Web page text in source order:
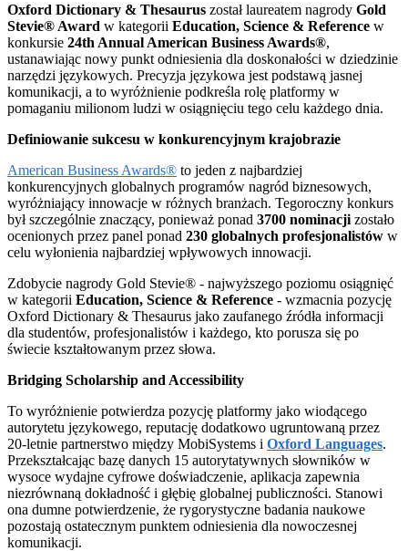
Oxford Dictionary & Thesaurus został laureatem nagrody Gold
Stevie® Award w kategorii Education, Science & Reference w
konkursie 24th Annual American Business Awards®,
ustanawiając nowy punkt odniesienia dla doskonałości w dziedzinie
narzędzi językowych. Precyzja językowa jest podstawą jasnej
komunikacji, a to wyróżnienie podkreśla rolę platformy w
pomaganiu milionom ludzi w osiągnięciu tego celu każdego dnia.
Definiowanie sukcesu w konkurencyjnym krajobrazie
American Business Awards® to jeden z najbardziej
konkurencyjnych globalnych programów nagród biznesowych,
wyróżniający innowacje w różnych branżach. Tegoroczny konkurs
był szczególnie znaczący, ponieważ ponad 3700 nominacji zostało
ocenionych przez panel ponad 230 globalnych profesjonalistów w
celu wyłonienia najbardziej wpływowych innowacji.
Zdobycie nagrody Gold Stevie® - najwyższego poziomu osiągnięć
w kategorii Education, Science & Reference - wzmacnia pozycję
Oxford Dictionary & Thesaurus jako zaufanego źródła informacji
dla studentów, profesjonalistów i każdego, kto porusza się po
świecie kształtowanym przez słowa.
Bridging Scholarship and Accessibility
To wyróżnienie potwierdza pozycję platformy jako wiodącego
autorytetu językowego, reputację dodatkowo ugruntowaną przez
20-letnie partnerstwo między MobiSystems i Oxford Languages.
Przekształcając bazę danych 15 autorytatywnych słowników w
wysoce wydajne cyfrowe doświadczenie, aplikacja zapewnia
niezrównaną dokładność i głębię globalnej publiczności. Stanowi
ona dumne potwierdzenie, że rygorystyczne badania naukowe
pozostają ostatecznym punktem odniesienia dla nowoczesnej
komunikacji.